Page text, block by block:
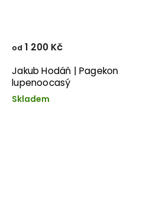
Jakub Hodáň | Pagekon
lupenoocasý
Skladem
od 1 200 Kč